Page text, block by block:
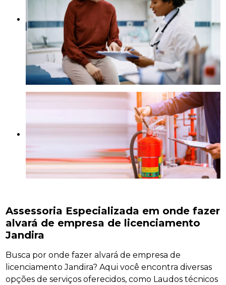
Assessoria Especializada em onde fazer
alvará de empresa de licenciamento
Jandira
Busca por onde fazer alvará de empresa de
licenciamento Jandira? Aqui você encontra diversas
opções de serviços oferecidos, como Laudos técnicos